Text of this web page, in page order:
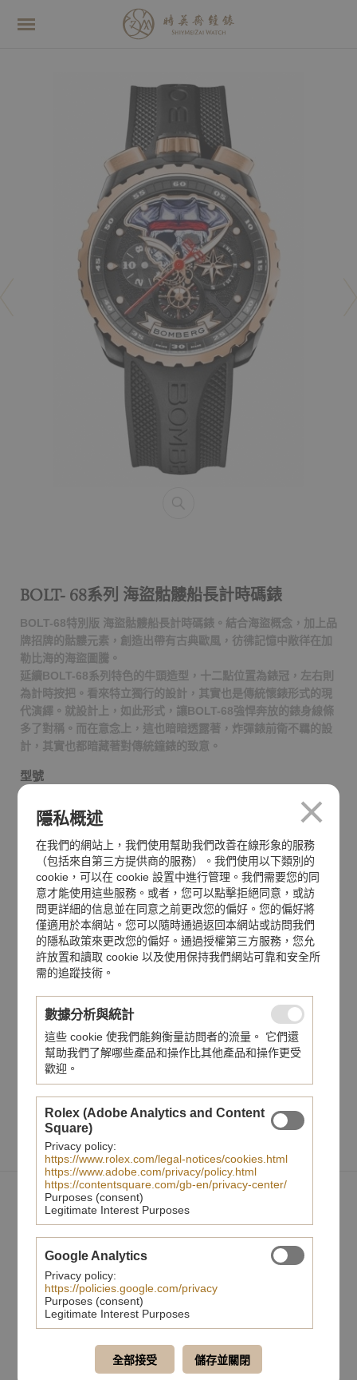
BOLT- 68系列 海盜骷髏船長計時碼錶
BOLT-68特別版 海盜骷髏船長計時碼錶。結合海盜概念，加上品
牌招牌的骷髏元素，創造出帶有古典歐風，彷彿記憶中敞徉在加
勒比海的海盜圖騰。
延續BOLT-68系列特色的牛頭造型，十二點位置為錶冠，左右則
為計時按把。看來特立獨行的設計，其實也是傳統懷錶形式的現
代演繹。就設計上，如此形式，讓BOLT-68強悍奔放的錶身線條
多了對稱。而在意念上，這也暗暗透露著，炸彈錶前衛不羈的設
計，其實也都暗藏著對傳統鐘錶的致意。
型號
腕錶錶殼
黑色及金色DLC處理不銹鋼錶殼
防水功能
100米
機芯
石英計時機芯
錶帶
藍寶石水晶玻璃鏡面
分享至
您可能也會喜歡
BB-68系列 全鋼煙燻藍面鏈帶
BOLT- 68系列 金色計時碼錶
隱私概述
在我們的網站上，我們使用幫助我們改善在線形象的服務
（包括來自第三方提供商的服務）。我們使用以下類別的
cookie，可以在 cookie 設置中進行管理。我們需要您的同
意才能使用這些服務。或者，您可以點擊拒絕同意，或訪
問更詳細的信息並在同意之前更改您的偏好。您的偏好將
僅適用於本網站。您可以隨時通過返回本網站或訪問我們
的隱私政策來更改您的偏好。通過授權第三方服務，您允
許放置和讀取 cookie 以及使用保持我們網站可靠和安全所
需的追蹤技術。
數據分析與統計
這些 cookie 使我們能夠衡量訪問者的流量。 它們還
幫助我們了解哪些產品和操作比其他產品和操作更受
歡迎。
Rolex (Adobe Analytics and Content
Square)
Privacy policy:
https://www.rolex.com/legal-notices/cookies.html
https://www.adobe.com/privacy/policy.html
https://contentsquare.com/gb-en/privacy-center/
Purposes (consent)
Legitimate Interest Purposes
Google Analytics
Privacy policy:
https://policies.google.com/privacy
Purposes (consent)
Legitimate Interest Purposes
全部接受 儲存並關閉